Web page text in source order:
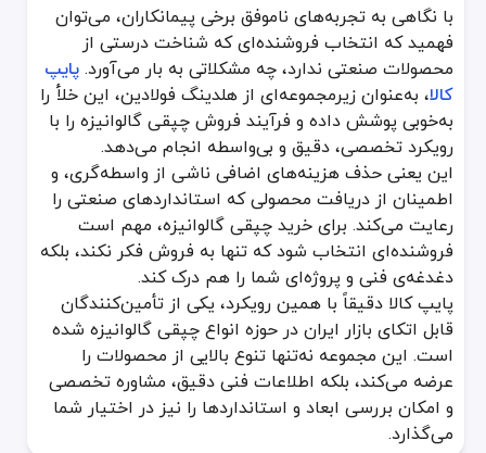
با نگاهی به تجربه‌های ناموفق برخی پیمانکاران، می‌توان
فهمید که انتخاب فروشنده‌ای که شناخت درستی از
محصولات صنعتی ندارد، چه مشکلاتی به بار می‌آورد.پایپ
کالا، به‌عنوان زیرمجموعه‌ای از هلدینگ فولادین، این خلأ را
به‌خوبی پوشش داده و فرآیند فروش چپقی گالوانیزه را با
رویکرد تخصصی، دقیق و بی‌واسطه انجام می‌دهد.
این یعنی حذف هزینه‌های اضافی ناشی از واسطه‌گری، و
اطمینان از دریافت محصولی که استانداردهای صنعتی را
رعایت می‌کند. برای خرید چپقی گالوانیزه، مهم است
فروشنده‌ای انتخاب شود که تنها به فروش فکر نکند، بلکه
دغدغه‌ی فنی و پروژه‌ای شما را هم درک کند.
پایپ کالا دقیقاً با همین رویکرد، یکی از تأمین‌کنندگان
قابل اتکای بازار ایران در حوزه انواع چپقی گالوانیزه شده
است. این مجموعه نه‌تنها تنوع بالایی از محصولات را
عرضه می‌کند، بلکه اطلاعات فنی دقیق، مشاوره تخصصی
و امکان بررسی ابعاد و استانداردها را نیز در اختیار شما
می‌گذارد.